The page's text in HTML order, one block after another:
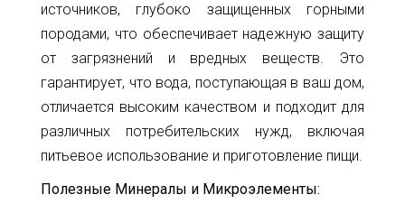
+38(068)556-
87-
32
info@1kbk.com.ua
источников, глубоко защищенных горными
породами, что обеспечивает надежную защиту
от загрязнений и вредных веществ. Это
гарантирует, что вода, поступающая в ваш дом,
отличается высоким качеством и подходит для
различных потребительских нужд, включая
питьевое использование и приготовление пищи.
Полезные Минералы и Микроэлементы: